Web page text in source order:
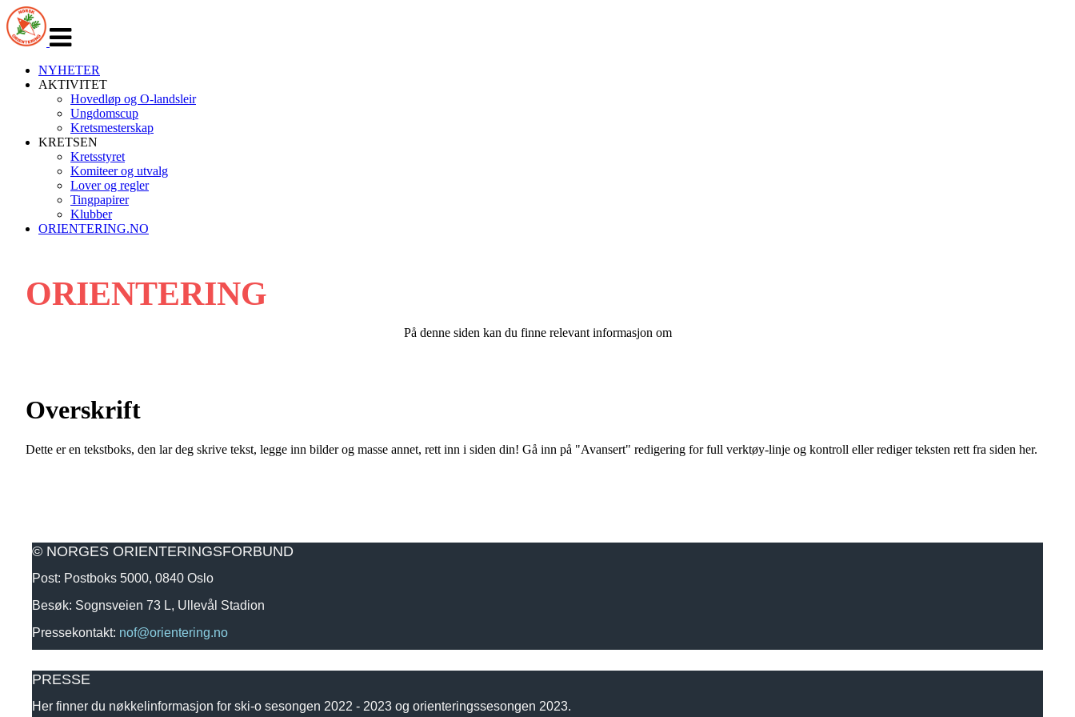
navigasjon
NYHETER
AKTIVITET
Hovedløp og O-landsleir
Ungdomscup
Kretsmesterskap
KRETSEN
Kretsstyret
Komiteer og utvalg
Lover og regler
Tingpapirer
Klubber
ORIENTERING.NO
ORIENTERING
På denne siden kan du finne relevant informasjon om
Overskrift
Dette er en tekstboks, den lar deg skrive tekst, legge inn bilder og masse annet, rett inn i siden din! Gå inn på "Avansert" redigering for full verktøy-linje og kontroll eller rediger teksten rett fra siden her.
© NORGES ORIENTERINGSFORBUND
Post: Postboks 5000, 0840 Oslo
Besøk: Sognsveien 73 L, Ullevål Stadion
Pressekontakt: nof@orientering.no
PRESSE
Her finner du nøkkelinformasjon for ski-o sesongen 2022 - 2023 og orienteringssesongen 2023.